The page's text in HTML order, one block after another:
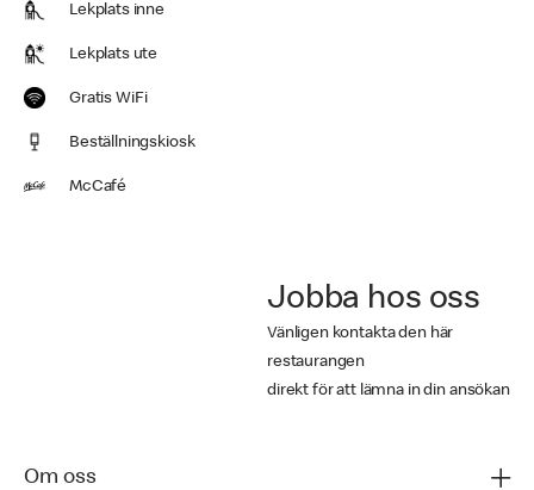
Lekplats inne
Lekplats ute
Gratis WiFi
Beställningskiosk
McCafé
Jobba hos oss
Vänligen kontakta den här
restaurangen
direkt för att lämna in din ansökan
Om oss